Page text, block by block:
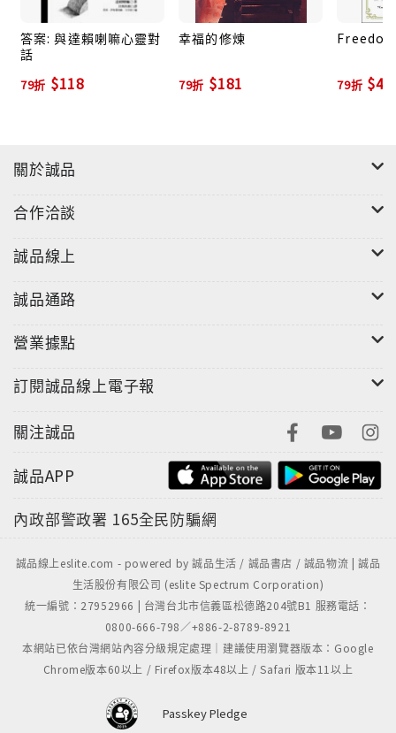
答案: 與達賴喇嘛心靈對
話
79折 $118
幸福的修煉
79折 $181 79折
關於誠品
合作洽談
誠品線上
誠品通路
營業據點
訂閱誠品線上電子報
關注誠品
誠品APP
內政部警政署 165全民防騙網
誠品線上eslite.com - powered by 誠品生活 / 誠品書店 / 誠品物流 | 誠品
生活股份有限公司 (eslite Spectrum Corporation)
統一編號：27952966 | 台灣台北市信義區松德路204號B1 服務電話：
0800-666-798／+886-2-8789-8921
本網站已依台灣網站內容分級規定處理｜建議使用瀏覽器版本：Google
Chrome版本60以上 / Firefox版本48以上 / Safari 版本11以上
Passkey Pledge